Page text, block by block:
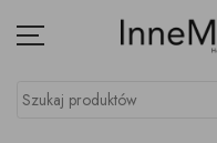
Menu
Szukaj produktów